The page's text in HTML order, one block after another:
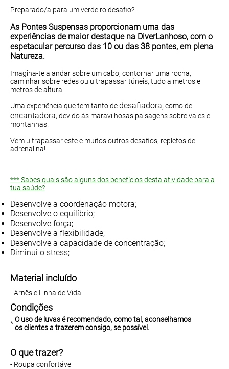
Preparado/a para um verdeiro desafio?!
As Pontes Suspensas proporcionam uma das
experiências de maior destaque na DiverLanhoso, com o
espetacular percurso das 10 ou das 38 pontes, em plena
Natureza.
Imagina-te a andar sobre um cabo, contornar uma rocha,
caminhar sobre redes ou ultrapassar túneis, tudo a metros e
metros de altura!
Uma experiência que tem tanto dedesafiadora,como de
encantadora, devido às maravilhosas paisagens sobre vales e
montanhas.
Vem ultrapassar este e muitos outros desafios, repletos de
adrenalina!
*** Sabes quais são alguns dos benefícios desta atividade para a
tua saúde?
Desenvolve a coordenação motora;
Desenvolve o equilíbrio;
Desenvolve força;
Desenvolve a flexibilidade;
Desenvolve a capacidade de concentração;
Diminui o stress;
Material incluído
- Arnês e Linha de Vida
Condições
*O uso de luvas é recomendado, como tal, aconselhamos
os clientes a trazerem consigo, se possível.
O que trazer?
- Roupa confortável